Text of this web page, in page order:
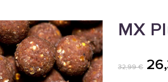
MX
32,99 €